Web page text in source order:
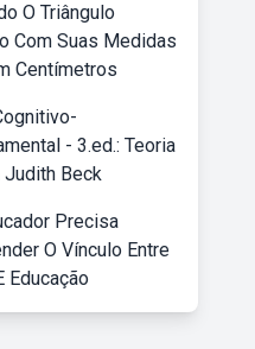
O Triângulo
Com Suas Medidas
Centímetros
- 3.ed.: Teoria
Judith Beck
Precisa
O Vínculo Entre
Educação